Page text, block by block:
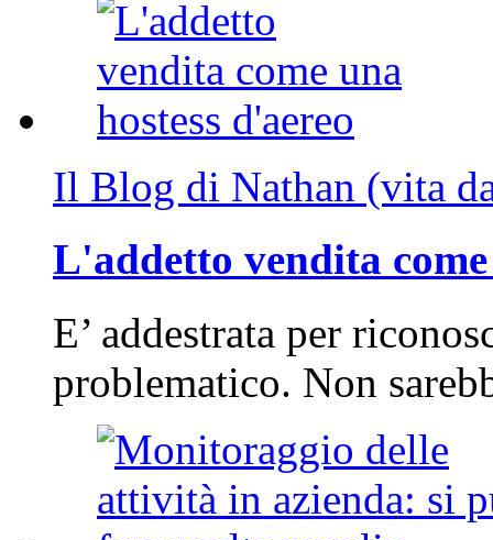
Il Blog di Nathan (vita
L'addetto vendita
E’ addestrata per
problematico. Non